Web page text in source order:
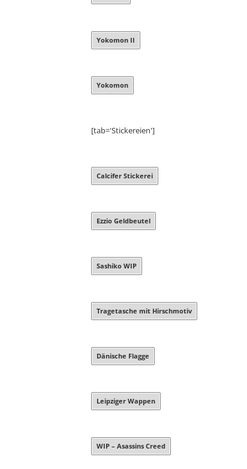
Yokomon II
Yokomon
[tab='Stickereien']
Calcifer Stickerei
Ezzio Geldbeutel
Sashiko WIP
Tragetasche mit Hirschmotiv
Dänische Flagge
Leipziger Wappen
WIP – Asassins Creed